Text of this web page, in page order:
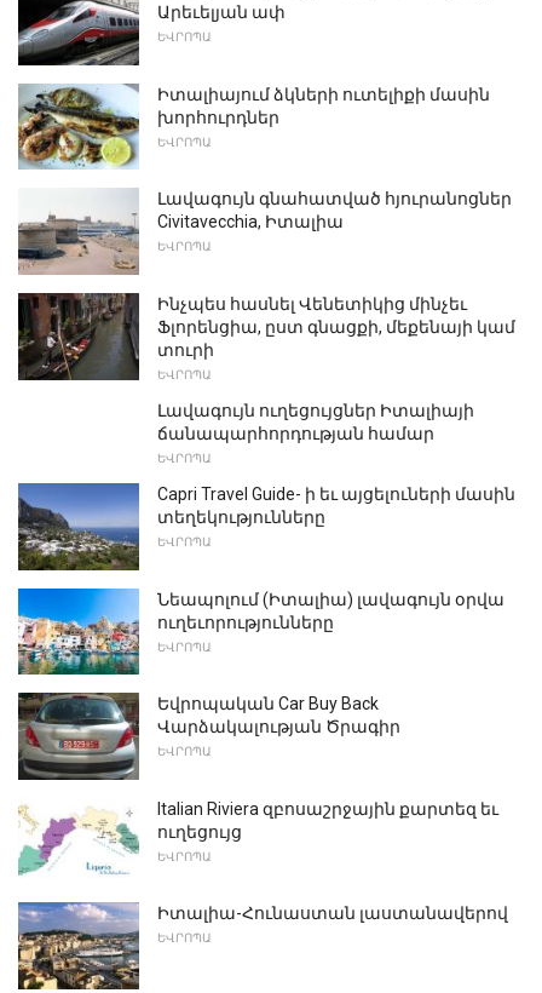
Արեւելյան ափ
ԵՎՐՈՊԱ
Իտալիայում ձկների ուտելիքի մասին
խորհուրդներ
ԵՎՐՈՊԱ
Լավագույն գնահատված հյուրանոցներ
Civitavecchia, Իտալիա
ԵՎՐՈՊԱ
Ինչպես հասնել Վենետիկից մինչեւ
Ֆլորենցիա, ըստ գնացքի, մեքենայի կամ
տուրի
ԵՎՐՈՊԱ
Լավագույն ուղեցույցներ Իտալիայի
ճանապարհորդության համար
ԵՎՐՈՊԱ
Capri Travel Guide- ի եւ այցելուների մասին
տեղեկությունները
ԵՎՐՈՊԱ
Նեապոլում (Իտալիա) լավագույն օրվա
ուղեւորությունները
ԵՎՐՈՊԱ
Եվրոպական Car Buy Back
Վարձակալության Ծրագիր
ԵՎՐՈՊԱ
Italian Riviera զբոսաշրջային քարտեզ եւ
ուղեցույց
ԵՎՐՈՊԱ
Իտալիա-Հունաստան լաստանավերով
ԵՎՐՈՊԱ